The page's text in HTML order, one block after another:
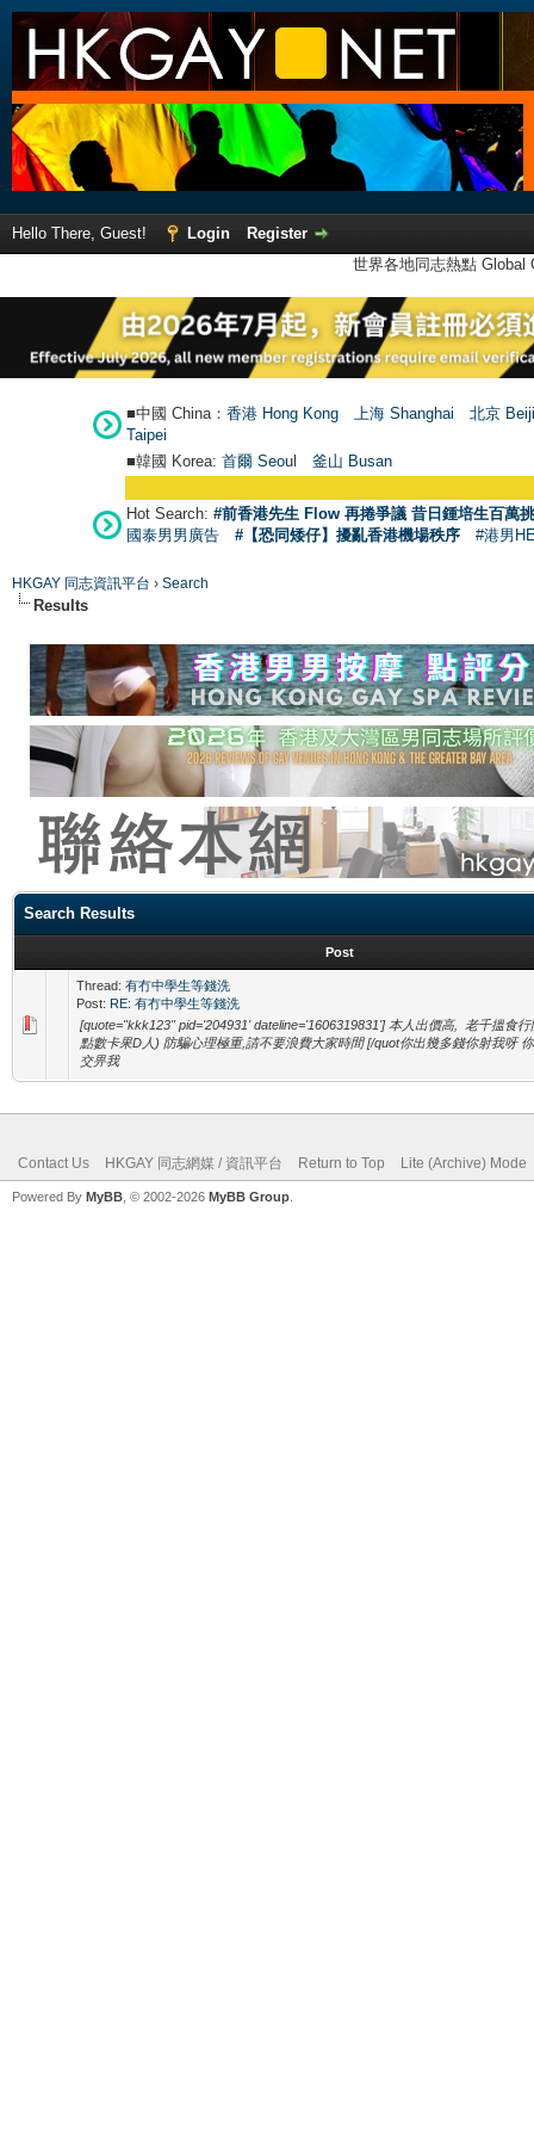
Hello There, Guest! Login
Register
世界各地同志熱點
■中國 China： 香港 Hong Kong 上海 Shanghai
北京
Taipei
■韓國 Korea: 首爾 Seoul 釜山 Busan
Hot Search: #前香港先生 Flow 再捲爭議 昔日鍾培生百萬
國泰男男廣告
#【恐同矮仔】擾亂香港機場秩序 #港男
HKGAY 同志資訊平台 › Search
Results
Search Results
Post
Thread: 有冇中學生等錢洗
Post: RE: 有冇中學生等錢洗
[quote="kkk123" pid='204931' dateline='1606319831'] 本人出價高, 老千搵食
點數卡果D人) 防騙心理極重,請不要浪費大家時間 [/quot你出幾多錢你射我呀
交畀我
Contact Us HKGAY 同志網媒 / 資訊平台 Return to Top Lite (Archive) Mode
Powered By MyBB , © 2002-2026 MyBB Group